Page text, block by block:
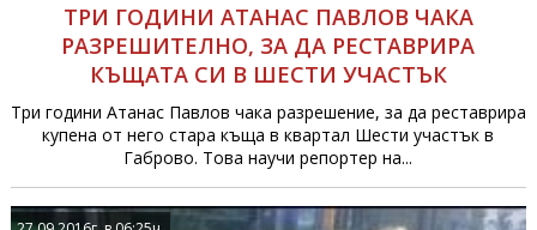
ТРИ ГОДИНИ АТАНАС ПАВЛОВ ЧАКА
РАЗРЕШИТЕЛНО, ЗА ДА РЕСТАВРИРА
КЪЩАТА СИ В ШЕСТИ УЧАСТЪК
Три години Атанас Павлов чака разрешение, за да реставрира
купена от него стара къща в квартал Шести участък в
Габрово. Това научи репортер на...